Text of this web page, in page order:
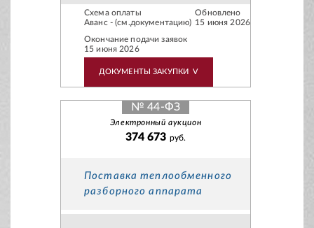
Схема оплаты
Аванс - (см.документацию)
Обновлено
15 июня 2026
Окончание подачи заявок
15 июня 2026
ДОКУМЕНТЫ ЗАКУПКИ V
№ 44-ФЗ
Электронный аукцион
374 673 руб.
Поставка теплообменного
разборного аппарата